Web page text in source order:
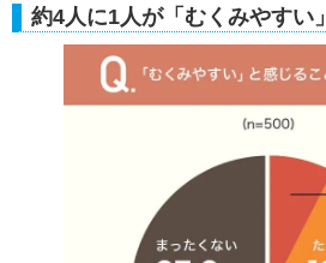
約4人に1人が「むくみやすい